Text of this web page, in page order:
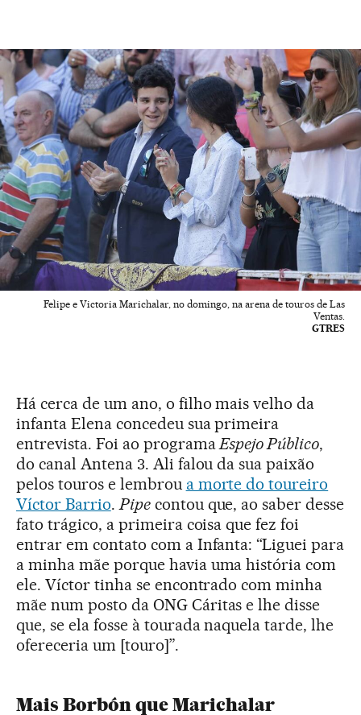
Felipe e Victoria Marichalar, no domingo, na arena de touros de Las
Ventas.
GTRES
Há cerca de um ano, o filho mais velho da
infanta Elena concedeu sua primeira
entrevista. Foi ao programa Espejo Público,
do canal Antena 3. Ali falou da sua paixão
pelos touros e lembrou a morte do toureiro
Víctor Barrio. Pipecontou que, ao saber desse
fato trágico, a primeira coisa que fez foi
entrar em contato com a Infanta: “Liguei para
a minha mãe porque havia uma história com
ele. Víctor tinha se encontrado com minha
mãe num posto da ONG Cáritas e lhe disse
que, se ela fosse à tourada naquela tarde, lhe
ofereceria um [touro]”.
Mais Borbón que Marichalar